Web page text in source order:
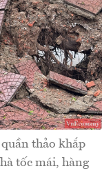
thảo khắp
tốc mái, hàng